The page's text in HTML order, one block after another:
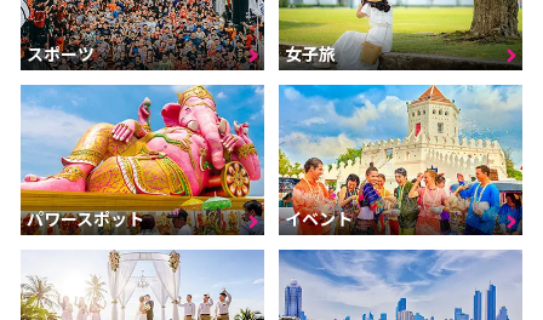
スポーツ 女子旅
パワースポット イベント